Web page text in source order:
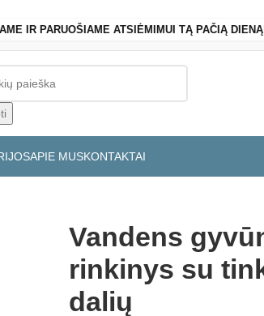
IR PARUOŠIAME ATSIĖMIMUI TĄ PAČIĄ
APIE MUSKONTAKTAI
Vandens
rinkinys su
dalių